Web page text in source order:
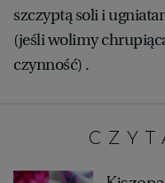
szczyptą soli i
(jeśli wolimy
czynność) .